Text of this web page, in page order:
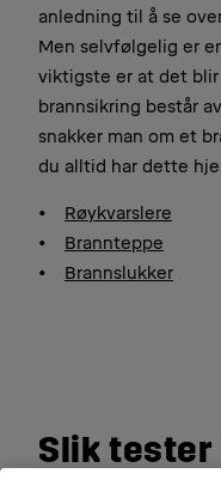
anledning til å se
Men selvfølgelig er
viktigste er at det
brannsikring består
snakker man om et
du alltid har dette
Røykvarslere
Brannteppe
Brannslukker
Slik tester